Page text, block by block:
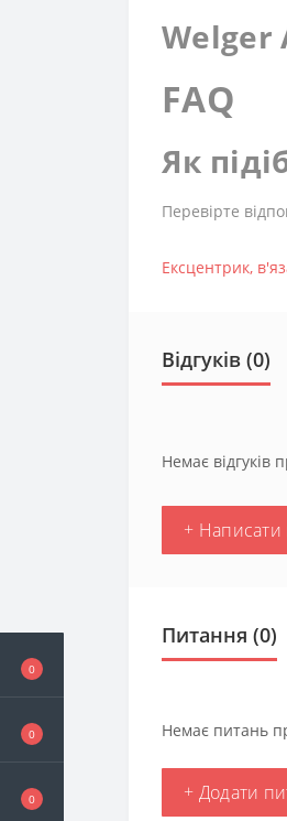
0
0
0
Welger
FAQ
Як
Перевірте
Ексцентрик,
Відгуків (0)
Немає відгуків
+ Написати
Питання (0)
Немає питань
+ Додати